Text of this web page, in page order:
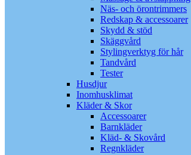
Näs- och örontrimmers
Redskap & accessoarer
Skydd & stöd
Skäggvård
Stylingverktyg för hår
Tandvård
Tester
Husdjur
Inomhusklimat
Kläder & Skor
Accessoarer
Barnkläder
Kläd- & Skovård
Regnkläder